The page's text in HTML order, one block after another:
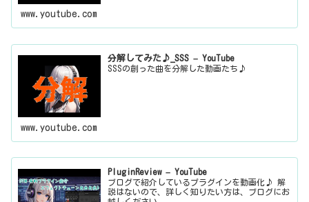
www.youtube.com
分解してみた♪_SSS – YouTube
SSSの創った曲を分解した動画たち♪
www.youtube.com
PluginReview – YouTube
ブログで紹介しているプラグインを動画化♪ 解
説はないので、詳しく知りたい方は、ブログにお